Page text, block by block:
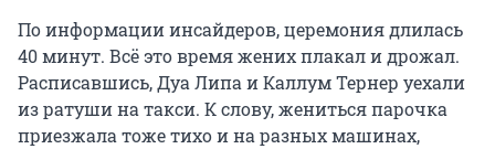
По информации инсайдеров, церемония длилась
40 минут. Всё это время жених плакал и дрожал.
Расписавшись, Дуа Липа и Каллум Тернер уехали
из ратуши на такси. К слову, жениться парочка
приезжала тоже тихо и на разных машинах,